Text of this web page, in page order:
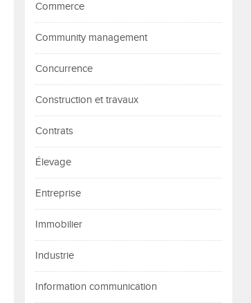
Commerce
Community management
Concurrence
Construction et travaux
Contrats
Élevage
Entreprise
Immobilier
Industrie
Information communication